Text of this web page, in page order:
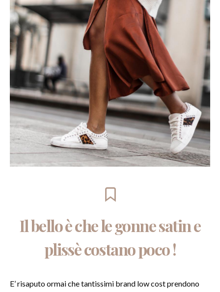
Il bello è che le gonne satin e
plissè costano poco !
E’ risaputo ormai che tantissimi brand low cost prendono